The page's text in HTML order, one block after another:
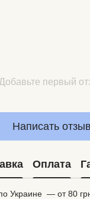
Добавьте первый
Написать отзыв
Оплата
Украине — от 80